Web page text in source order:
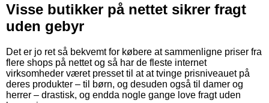
Visse butikker på nettet sikrer fragt
uden gebyr
Det er jo ret så bekvemt for købere at sammenligne priser fra
flere shops på nettet og så har de fleste internet
virksomheder været presset til at at tvinge prisniveauet på
deres produkter – til børn, og desuden også til damer og
herrer – drastisk, og endda nogle gange love fragt uden